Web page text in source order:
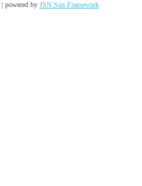
| powered by JSN Sun Framework